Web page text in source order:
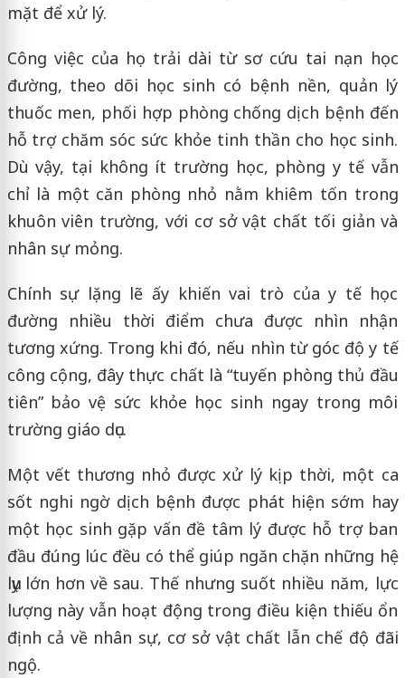
mặt để xử lý.
Công việc của họ trải dài từ sơ cứu tai nạn học
đường, theo dõi học sinh có bệnh nền, quản lý
thuốc men, phối hợp phòng chống dịch bệnh đến
hỗ trợ chăm sóc sức khỏe tinh thần cho học sinh.
Dù vậy, tại không ít trường học, phòng y tế vẫn
chỉ là một căn phòng nhỏ nằm khiêm tốn trong
khuôn viên trường, với cơ sở vật chất tối giản và
nhân sự mỏng.
Chính sự lặng lẽ ấy khiến vai trò của y tế học
đường nhiều thời điểm chưa được nhìn nhận
tương xứng. Trong khi đó, nếu nhìn từ góc độ y tế
công cộng, đây thực chất là “tuyến phòng thủ đầu
tiên” bảo vệ sức khỏe học sinh ngay trong môi
trường giáo dục.
Một vết thương nhỏ được xử lý kịp thời, một ca
sốt nghi ngờ dịch bệnh được phát hiện sớm hay
một học sinh gặp vấn đề tâm lý được hỗ trợ ban
đầu đúng lúc đều có thể giúp ngăn chặn những hệ
lụy lớn hơn về sau. Thế nhưng suốt nhiều năm, lực
lượng này vẫn hoạt động trong điều kiện thiếu ổn
định cả về nhân sự, cơ sở vật chất lẫn chế độ đãi
ngộ.